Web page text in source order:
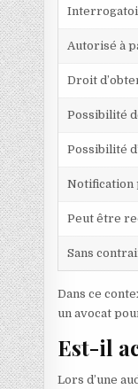
Autorisé à
Droit
Possibilité
Possibilité
Notification
Peut être
Sans
Dans ce
un avocat
Est-il
Lors d’une